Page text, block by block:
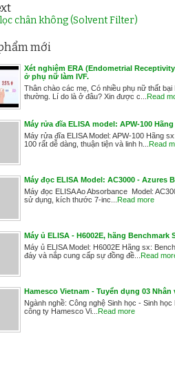
chân không (Solvent Filter)
mới
Xét nghiệm ERA (Endometrial
ở phụ nữ làm IVF.
Thân chào các mẹ, Có nhiều phụ nữ thất
thường. Lí do là ở đâu? Xin được c... Read
Máy rửa đĩa ELISA model: APW-100
Máy rửa đĩa ELISA Model: APW-100 Hãng
100 rất dễ dàng, thuận tiện và linh h... Read
Máy đọc ELISA Model: AC3000 - Azures
Máy đọc ELISA Ao Absorbance Model:
sử dụng, kích thước 7-inc... Read more
Máy ủ ELISA - H6002E, hãng Benchmark
Máy ủ ELISA Model: H6002E Hãng sx:
đáy và nắp cung cấp sự đồng đề... Read
Hamesco Vietnam - Tuyển dụng 03
Ngành nghề: Công nghệ Sinh học - Sinh
công ty Hamesco Vi... Read more